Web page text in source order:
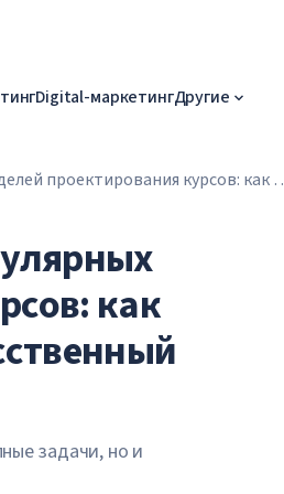
Digital-маркетингДругие
проектирования курсов: как в
как
задачи, но и